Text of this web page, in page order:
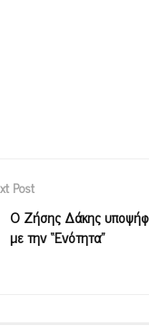
Post
Ο Ζήσης Δάκης
με την “Ενότητα”